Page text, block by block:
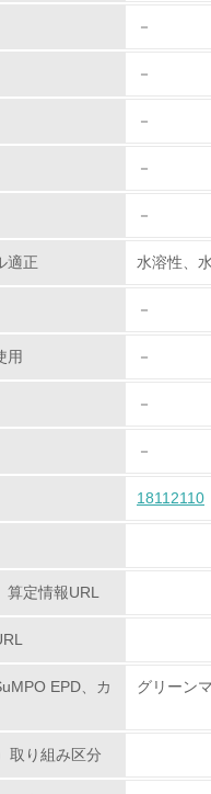
を取得している
（投入原料、水等）とエネ
とエネルギーの使用量の把握
－
－
－
－
－
適正 水溶性、
－
用 －
－
－
18112110
定情報URL
EPD、カ
グリーン
取り組み区分